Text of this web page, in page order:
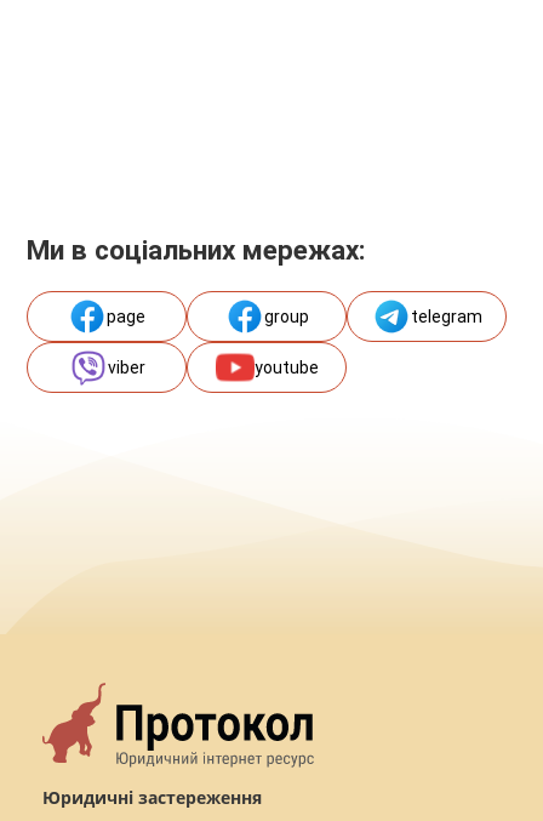
Ми в соціальних мережах:
page group telegram
viber youtube
Юридичні застереження